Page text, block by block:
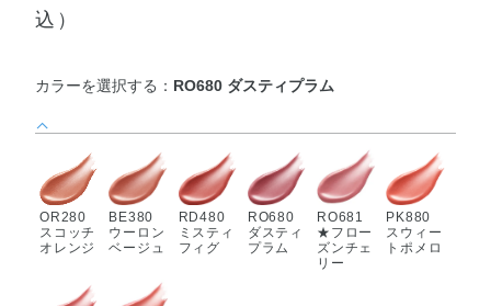
込）
カラーを選択する： RO680 ダスティプラム
OR280
スコッチ
オレンジ
BE380
ウーロン
ベージュ
RD480
ミスティ
フィグ
RO680
ダスティ
プラム
RO681
★フロー
ズンチェ
リー
PK880
スウィー
トポメロ